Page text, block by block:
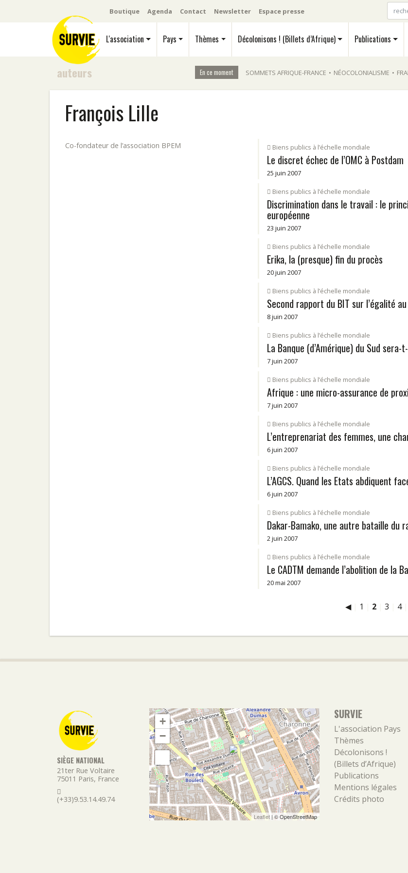
Boutique Agenda Contact Newsletter Espace presse
L'association Pays Thèmes Décolonisons ! (Billets d’Afrique) Publications
auteurs En ce moment SOMMETS AFRIQUE-FRANCE • NÉOCOLONIALISME •
François Lille
Co-fondateur de l’association BPEM Biens publics à l’échelle mondiale
Le discret échec de l’OMC à Postdam
25 juin 2007
Biens publics à l’échelle mondiale
Discrimination dans le travail : le
européenne
23 juin 2007
Biens publics à l’échelle mondiale
Erika, la (presque) fin du procès
20 juin 2007
Biens publics à l’échelle mondiale
Second rapport du BIT sur l’égalité
8 juin 2007
Biens publics à l’échelle mondiale
La Banque (d’Amérique) du Sud
7 juin 2007
Biens publics à l’échelle mondiale
Afrique : une micro-assurance de
7 juin 2007
Biens publics à l’échelle mondiale
L’entreprenariat des femmes, une
6 juin 2007
Biens publics à l’échelle mondiale
L’AGCS. Quand les Etats abdiquent
6 juin 2007
Biens publics à l’échelle mondiale
Dakar-Bamako, une autre bataille du
2 juin 2007
Biens publics à l’échelle mondiale
Le CADTM demande l’abolition de la
20 mai 2007
◀| 1 2 3 4|
SIÈGE NATIONAL
21ter Rue Voltaire
75011 Paris, France
(+33)9.53.14.49.74
+
−
Leaflet | ©OpenStreetMap
SURVIE
L'association Pays
Thèmes
Décolonisons !
(Billets d’Afrique)
Publications
Mentions légales
Crédits photo